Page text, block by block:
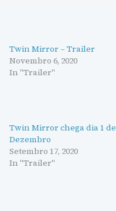
Twin Mirror – Trailer
Novembro 6, 2020
In "Trailer"
Twin Mirror chega dia 1 de
Dezembro
Setembro 17, 2020
In "Trailer"